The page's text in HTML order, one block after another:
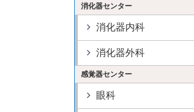
消化器センター
消化器内科
消化器外科
感覚器センター
眼科